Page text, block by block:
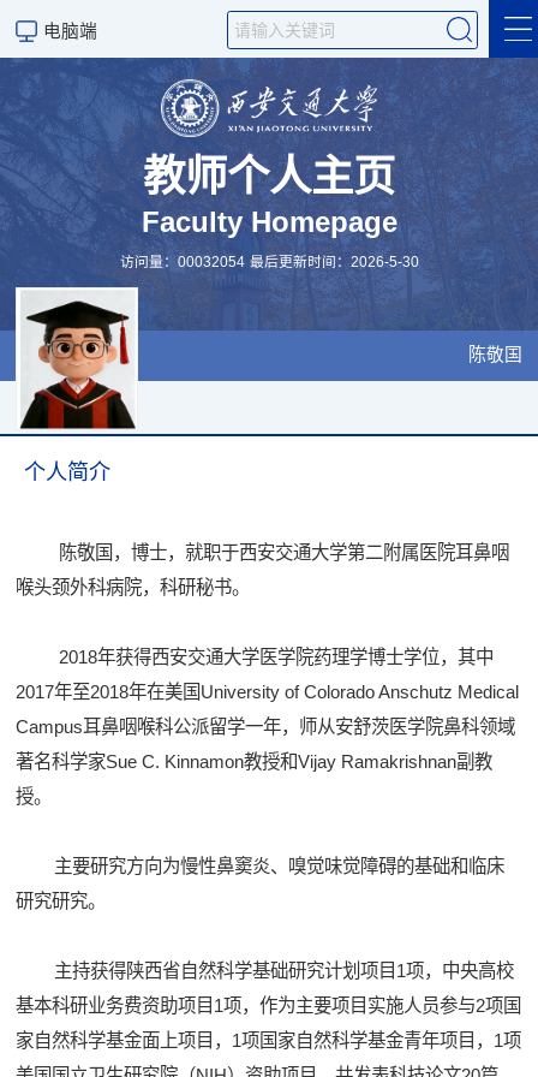
电脑端
个人主页
科研项目
科研论文
嗅觉味觉科普
教师个人主页
Faculty Homepage
访问量：00032054 最后更新时间：2026-5-30
陈敬国
个人简介
陈敬国，博士，就职于西安交通大学第二附属医院耳鼻咽
喉头颈外科病院，科研秘书。
​ 2018年获得西安交通大学医学院药理学博士学位，其中
2017年至2018年在美国University of Colorado Anschutz Medical
Campus耳鼻咽喉科公派留学一年，师从安舒茨医学院鼻科领域
著名科学家Sue C. Kinnamon教授和Vijay Ramakrishnan副教
授。
​ 主要研究方向为慢性鼻窦炎、嗅觉味觉障碍的基础和临床
研究研究。
主持获得陕西省自然科学基础研究计划项目1项，中央高校
基本科研业务费资助项目1项，作为主要项目实施人员参与2项国
家自然科学基金面上项目，1项国家自然科学基金青年项目，1项